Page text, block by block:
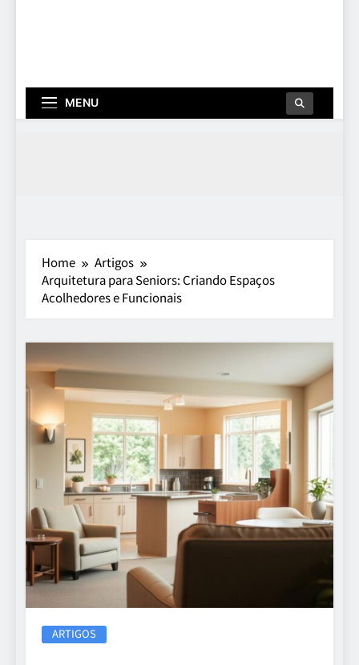
MENU
Home
Artigos
Arquitetura para Seniors: Criando Espaços
Acolhedores e Funcionais
ARTIGOS